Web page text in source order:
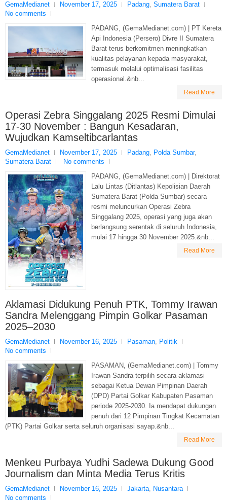
GemaMedianet November 17, 2025 Padang, Sumatera Barat
No comments
PADANG, (GemaMedianet.com) | PT Kereta
Api Indonesia (Persero) Divre II Sumatera
Barat terus berkomitmen meningkatkan
kualitas pelayanan kepada masyarakat,
termasuk melalui optimalisasi fasilitas
operasional.&nb...
Read More
Operasi Zebra Singgalang 2025 Resmi Dimulai
17-30 November : Bangun Kesadaran,
Wujudkan Kamseltibcarlantas
GemaMedianet November 17, 2025 Padang, Polda Sumbar,
Sumatera Barat
No comments
PADANG, (GemaMedianet.com) | Direktorat
Lalu Lintas (Ditlantas) Kepolisian Daerah
Sumatera Barat (Polda Sumbar) secara
resmi meluncurkan Operasi Zebra
Singgalang 2025, operasi yang juga akan
berlangsung serentak di seluruh Indonesia,
mulai 17 hingga 30 November 2025.&nb...
Read More
Aklamasi Didukung Penuh PTK, Tommy Irawan
Sandra Melenggang Pimpin Golkar Pasaman
2025–2030
GemaMedianet November 16, 2025 Pasaman Politik
No comments
PASAMAN, (GemaMedianet.com) | Tommy
Irawan Sandra terpilih secara aklamasi
sebagai Ketua Dewan Pimpinan Daerah
(DPD) Partai Golkar Kabupaten Pasaman
periode 2025-2030. Ia mendapat dukungan
penuh dari 12 Pimpinan Tingkat Kecamatan
(PTK) Partai Golkar serta seluruh organisasi sayap.&nb...
Read More
Menkeu Purbaya Yudhi Sadewa Dukung Good
Journalism dan Minta Media Terus Kritis
GemaMedianet November 16, 2025 Jakarta Nusantara
No comments